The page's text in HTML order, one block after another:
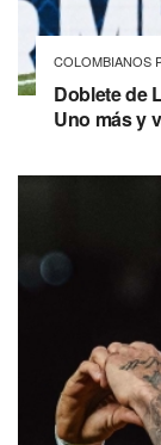
COLOMBIANOS
Doblete de
Uno más y